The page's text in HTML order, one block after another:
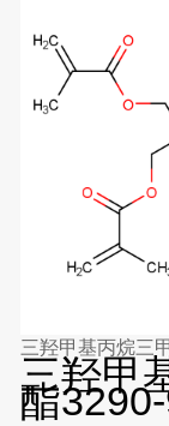
三羟甲基丙烷三
三羟甲
酯